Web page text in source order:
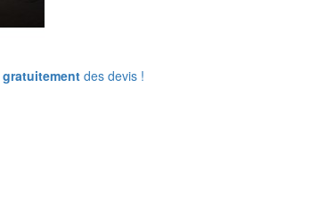
gratuitement des devis !